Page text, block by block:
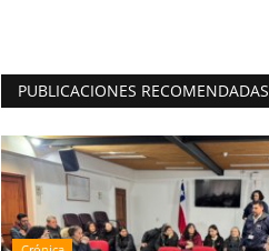
PUBLICACIONES RECOMENDADAS